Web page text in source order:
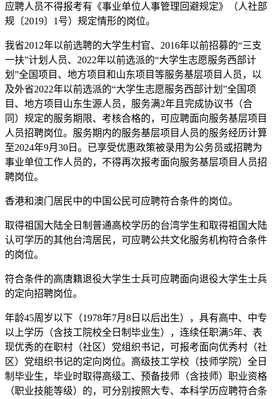
应聘人员不得报考有《事业单位人事管理回避规定》（人社部
规〔2019〕1号）规定情形的岗位。
我省2012年以前选聘的大学生村官、2016年以前招募的“三支
一扶”计划人员、2022年以前选派的“大学生志愿服务西部计
划”全国项目、地方项目和山东项目等服务基层项目人员，以
及外省2022年以前选派的“大学生志愿服务西部计划”全国项
目、地方项目山东生源人员，服务满2年且完成协议书（合
同）规定的服务期限、考核合格的，可应聘面向服务基层项目
人员招聘岗位。服务期内的服务基层项目人员的服务经历计算
至2024年9月30日。已享受优惠政策被录用为公务员或招聘为
事业单位工作人员的，不得再次报考面向服务基层项目人员招
聘岗位。
香港和澳门居民中的中国公民可应聘符合条件的岗位。
取得祖国大陆全日制普通高校学历的台湾学生和取得祖国大陆
认可学历的其他台湾居民，可应聘公共文化服务机构符合条件
的岗位。
符合条件的高唐籍退役大学生士兵可应聘面向退役大学生士兵
的定向招聘岗位。
年龄45周岁以下（1978年7月8日以后出生），具有高中、中专
以上学历（含技工院校全日制毕业生），连续任职满5年、表
现优秀的在职村（社区）党组织书记，可报考面向优秀村（社
区）党组织书记的定向岗位。高级技工学校（技师学院）全日
制毕业生，毕业时取得高级工、预备技师（含技师）职业资格
（职业技能等级）的，可分别按照大专、本科学历应聘符合条